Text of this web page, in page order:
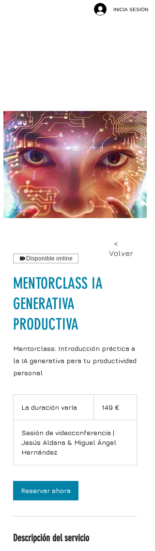
INICIA SESIÓN
Disponible online
MENTORCLASS IA
GENERATIVA
PRODUCTIVA
Mentorclass: Introducción práctica a
la IA generativa para tu productividad
personal
La duración varía
u
r
c
a
í
a
149 €
Sesión de videoconferencia |
Jesús Aldana & Miguel Ángel
Hernández
Reservar ahora
Descripción del servicio
<
Volver